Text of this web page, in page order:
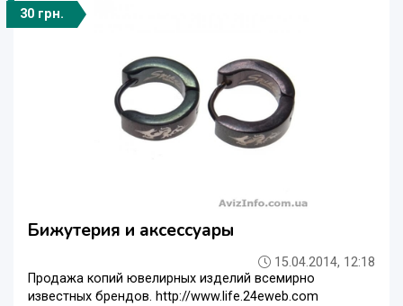
30 грн.
Бижутерия и аксессуары
15.04.2014, 12:18
Продажа копий ювелирных изделий всемирно
известных брендов. http://www.life.24eweb.com